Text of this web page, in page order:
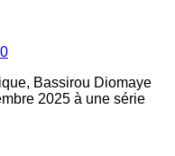
0
Bassirou Diomaye
2025 à une série